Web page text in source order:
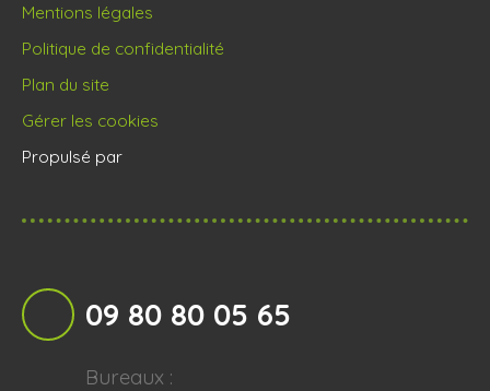
Mentions légales
Politique de confidentialité
Plan du site
Gérer les cookies
Propulsé par
09 80 80 05 65
Bureaux :